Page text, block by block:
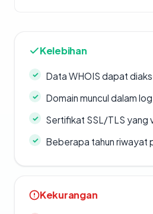
Kelebihan
Data WHOIS dapat
Domain muncul dalam
Sertifikat SSL/TLS yang
Beberapa tahun riwayat
Kekurangan